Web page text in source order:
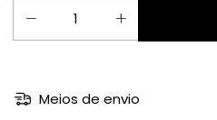
Meios de envio